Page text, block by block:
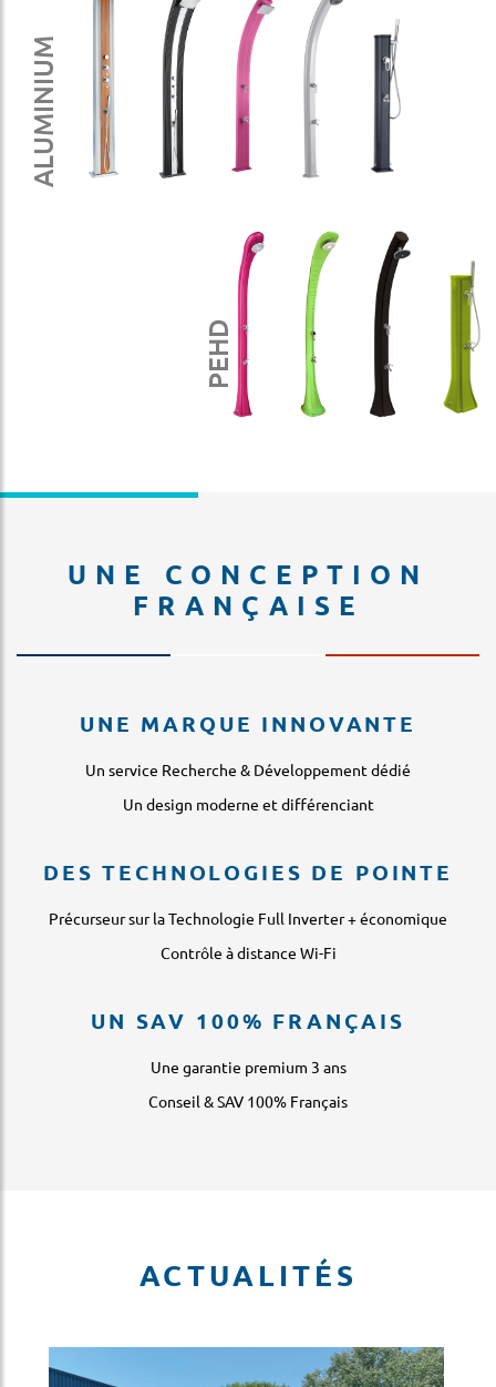
ALUMINIUM
PEHD
UNE CONCEPTION
FRANÇAISE
UNE MARQUE INNOVANTE
Un service Recherche & Développement dédié
Un design moderne et différenciant
DES TECHNOLOGIES DE POINTE
Précurseur sur la Technologie Full Inverter + économique
Contrôle à distance Wi-Fi
UN SAV 100% FRANÇAIS
Une garantie premium 3 ans
Conseil & SAV 100% Français
ACTUALITÉS